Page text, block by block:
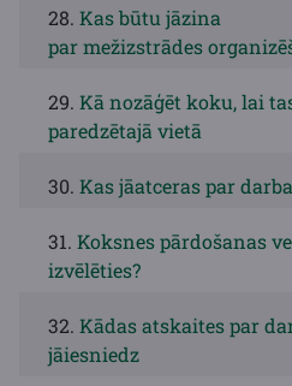
28. Kas būtu jāzina
par mežizstrādes
29. Kā nozāģēt koku, lai
paredzētajā vietā
30. Kas jāatceras par
31. Koksnes pārdošanas
izvēlēties?
32. Kādas atskaites par
jāiesniedz